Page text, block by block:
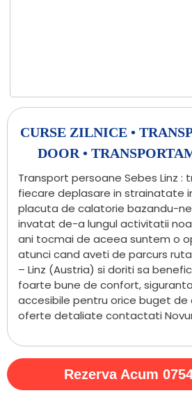
CURSE ZILNICE •
DOOR •
Transport persoane Sebes Linz :
fiecare deplasare in strainatate
placuta de calatorie bazandu-
invatat de-a lungul activitatii
ani tocmai de aceea suntem o
atunci cand aveti de parcurs
– Linz (Austria) si doriti sa
foarte bune de confort,
accesibile pentru orice buget de
oferte detaliate contactati
Rezerva Acum